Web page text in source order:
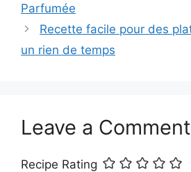
Parfumée
Recette facile pour des
un rien de temps
Leave a Comment
Recipe Rating